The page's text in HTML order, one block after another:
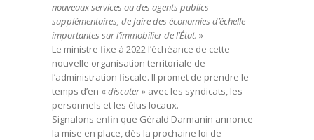
nouveaux services ou des agents publics
supplémentaires, de faire des économies d’échelle
importantes sur l’immobilier de l’État. »
Le ministre fixe à 2022 l’échéance de cette
nouvelle organisation territoriale de
l’administration fiscale. Il promet de prendre le
temps d’en « discuter» avec les syndicats, les
personnels et les élus locaux.
Signalons enfin que Gérald Darmanin annonce
la mise en place, dès la prochaine loi de